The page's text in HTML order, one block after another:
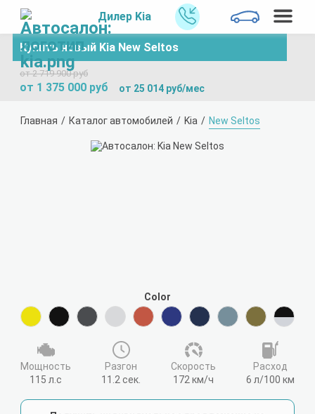
Дилер Kia
Купить новый Kia New Seltos
от 2 719 900 руб
от 1 375 000 руб от 25 014 руб/мес
Главная Каталог автомобилей Kia New Seltos
Мощность
115 л.с
Разгон
11.2 сек.
Cкорость
172 км/ч
Расход
6 л/100 км
Color